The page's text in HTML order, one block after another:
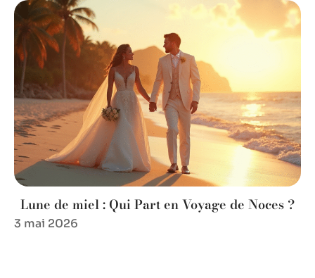
Lune de miel : Qui Part en Voyage de Noces ?
3 mai 2026